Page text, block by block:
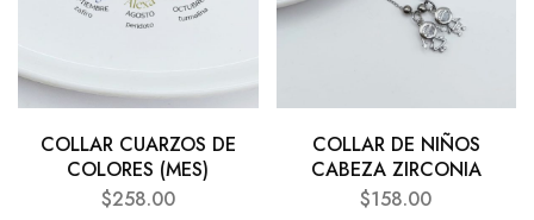
COLLAR CUARZOS DE
COLORES (MES)
$258.00
COLLAR DE NIÑOS
CABEZA ZIRCONIA
$158.00